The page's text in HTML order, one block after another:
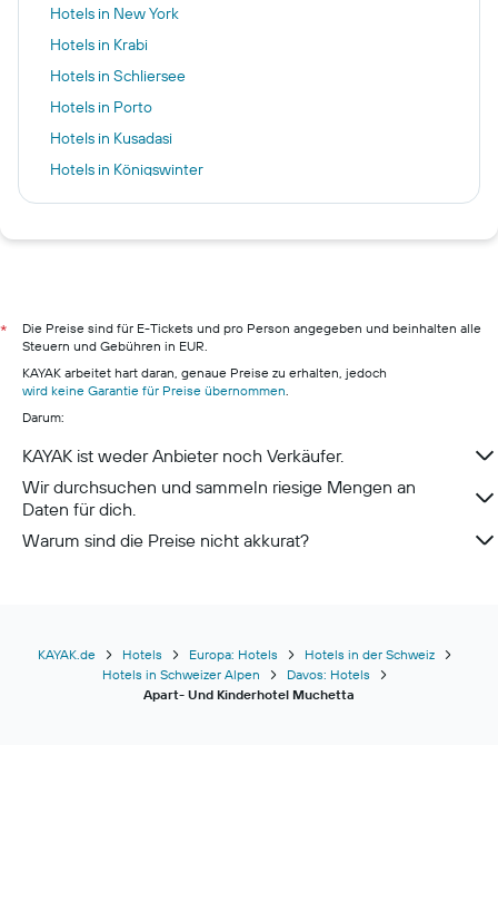
Hotels in New York
Hotels in Krabi
Hotels in Schliersee
Hotels in Porto
Hotels in Kusadasi
Hotels in Königswinter
Hotels in Paris
Hotels in Hamburg
Hotels in Pillig
Hotels in Warnemünde
Hotels in Neustadt in Holstein
Hotels in Berchtesgaden
*
Die Preise sind für E-Tickets und pro Person angegeben und beinhalten alle
Steuern und Gebühren in EUR.
KAYAK arbeitet hart daran, genaue Preise zu erhalten, jedoch
wird keine Garantie für Preise übernommen.
Darum:
KAYAK ist weder Anbieter noch Verkäufer.
Wir durchsuchen und sammeln riesige Mengen an
Daten für dich.
Warum sind die Preise nicht akkurat?
KAYAK.de Hotels Europa: Hotels
Hotels in der Schweiz
Hotels in Schweizer Alpen
Davos: Hotels
Apart- Und Kinderhotel Muchetta